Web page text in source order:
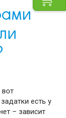
есть у
– зависит